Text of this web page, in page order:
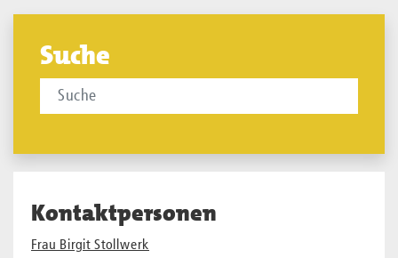
Suche
Kontaktpersonen
Frau Birgit Stollwerk